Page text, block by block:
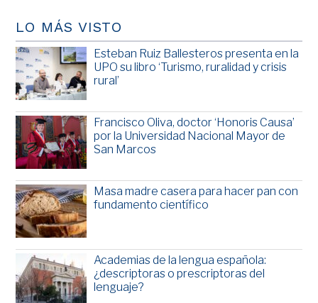
LO MÁS VISTO
Esteban Ruiz Ballesteros presenta en la
UPO su libro ‘Turismo, ruralidad y crisis
rural’
Francisco Oliva, doctor ‘Honoris Causa’
por la Universidad Nacional Mayor de
San Marcos
Masa madre casera para hacer pan con
fundamento científico
Academias de la lengua española:
¿descriptoras o prescriptoras del
lenguaje?